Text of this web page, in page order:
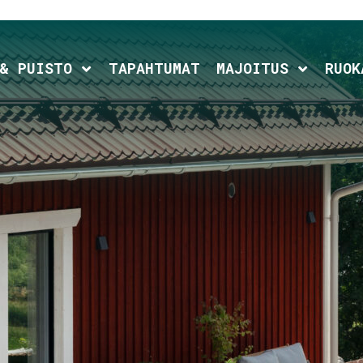
menu
PUISTO Expand child menu
TAPAHTUMAT MAJOITUS Expand